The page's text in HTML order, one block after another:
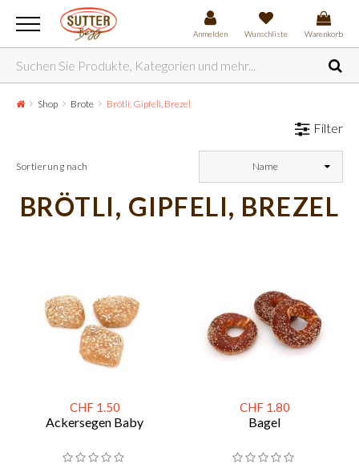
Anmelden Wunschliste Warenkorb
Shop Brote Brötli, Gipfeli, Brezel
Filter
Sortierung nach Name
BRÖTLI, GIPFELI, BREZEL
CHF 1.50
Ackersegen Baby
CHF 1.80
Bagel